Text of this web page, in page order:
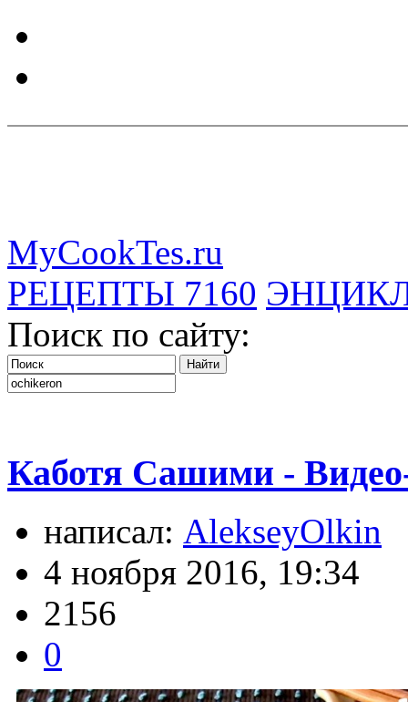
MyCookTes.ru
РЕЦЕПТЫ 7160
Поиск по сайту:
Каботя Сашими -
написал: AlekseyOlkin
4 ноября 2016, 19:34
2156
0